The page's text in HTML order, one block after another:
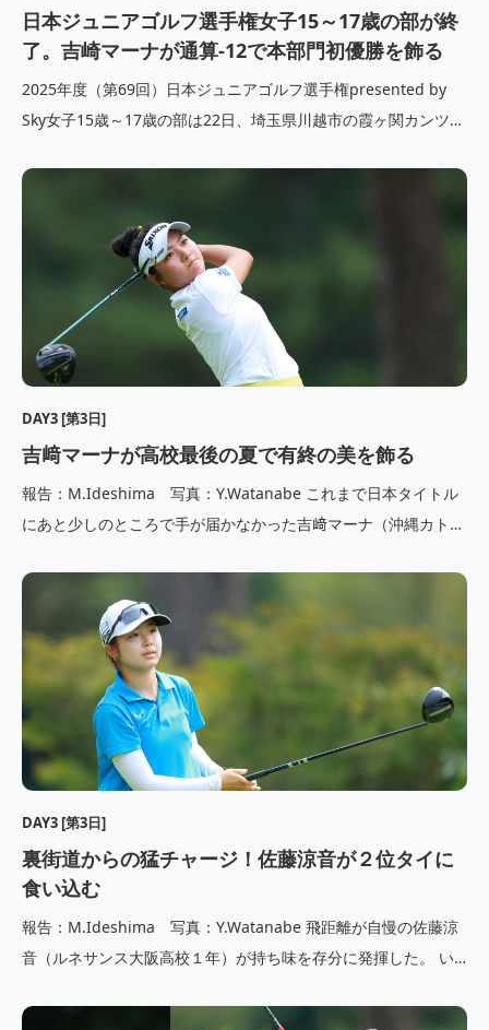
日本ジュニアゴルフ選手権女子15～17歳の部が終
了。吉崎マーナが通算-12で本部門初優勝を飾る
2025年度（第69回）日本ジュニアゴルフ選手権presented by
Sky女子15歳～17歳の部は22日、埼玉県川越市の霞ヶ関カンツリ
が出場して第3ラウンドが行われた。18ホール・ストロークプレ
DAY3 [第3日]
吉﨑マーナが高校最後の夏で有終の美を飾る
報告：M.Ideshima 写真：Y.Watanabe これまで日本タイトル
にあと少しのところで手が届かなかった吉﨑マーナ（沖縄カトリ
た。 通算7アンダーパーの首位タイからスタートした吉崎は６バ
ーディ・１ボギーの5アンダーパーの68をマーク。混 […]
DAY3 [第3日]
裏街道からの猛チャージ！佐藤涼音が２位タイに
食い込む
報告：M.Ideshima 写真：Y.Watanabe 飛距離が自慢の佐藤涼
音（ルネサンス大阪高校１年）が持ち味を存分に発揮した。 い
ィ・１ボギーの5アンダーパーで折り返す。後半に入っても3番、